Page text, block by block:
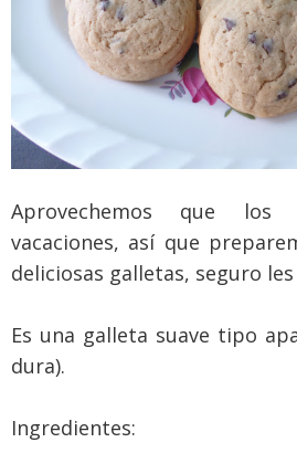
Aprovechemos que
vacaciones, así que
deliciosas galletas, seguro
Es una galleta suave tipo
dura).
Ingredientes: